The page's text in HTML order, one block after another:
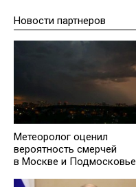
Новости партнеров
Метеоролог оценил
вероятность смерчей
в Москве и Подмосковье